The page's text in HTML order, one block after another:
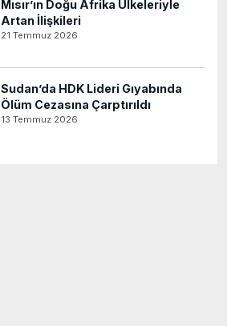
Mısır’ın Doğu Afrika Ülkeleriyle
Artan İlişkileri
21 Temmuz 2026
Sudan’da HDK Lideri Gıyabında
Ölüm Cezasına Çarptırıldı
13 Temmuz 2026